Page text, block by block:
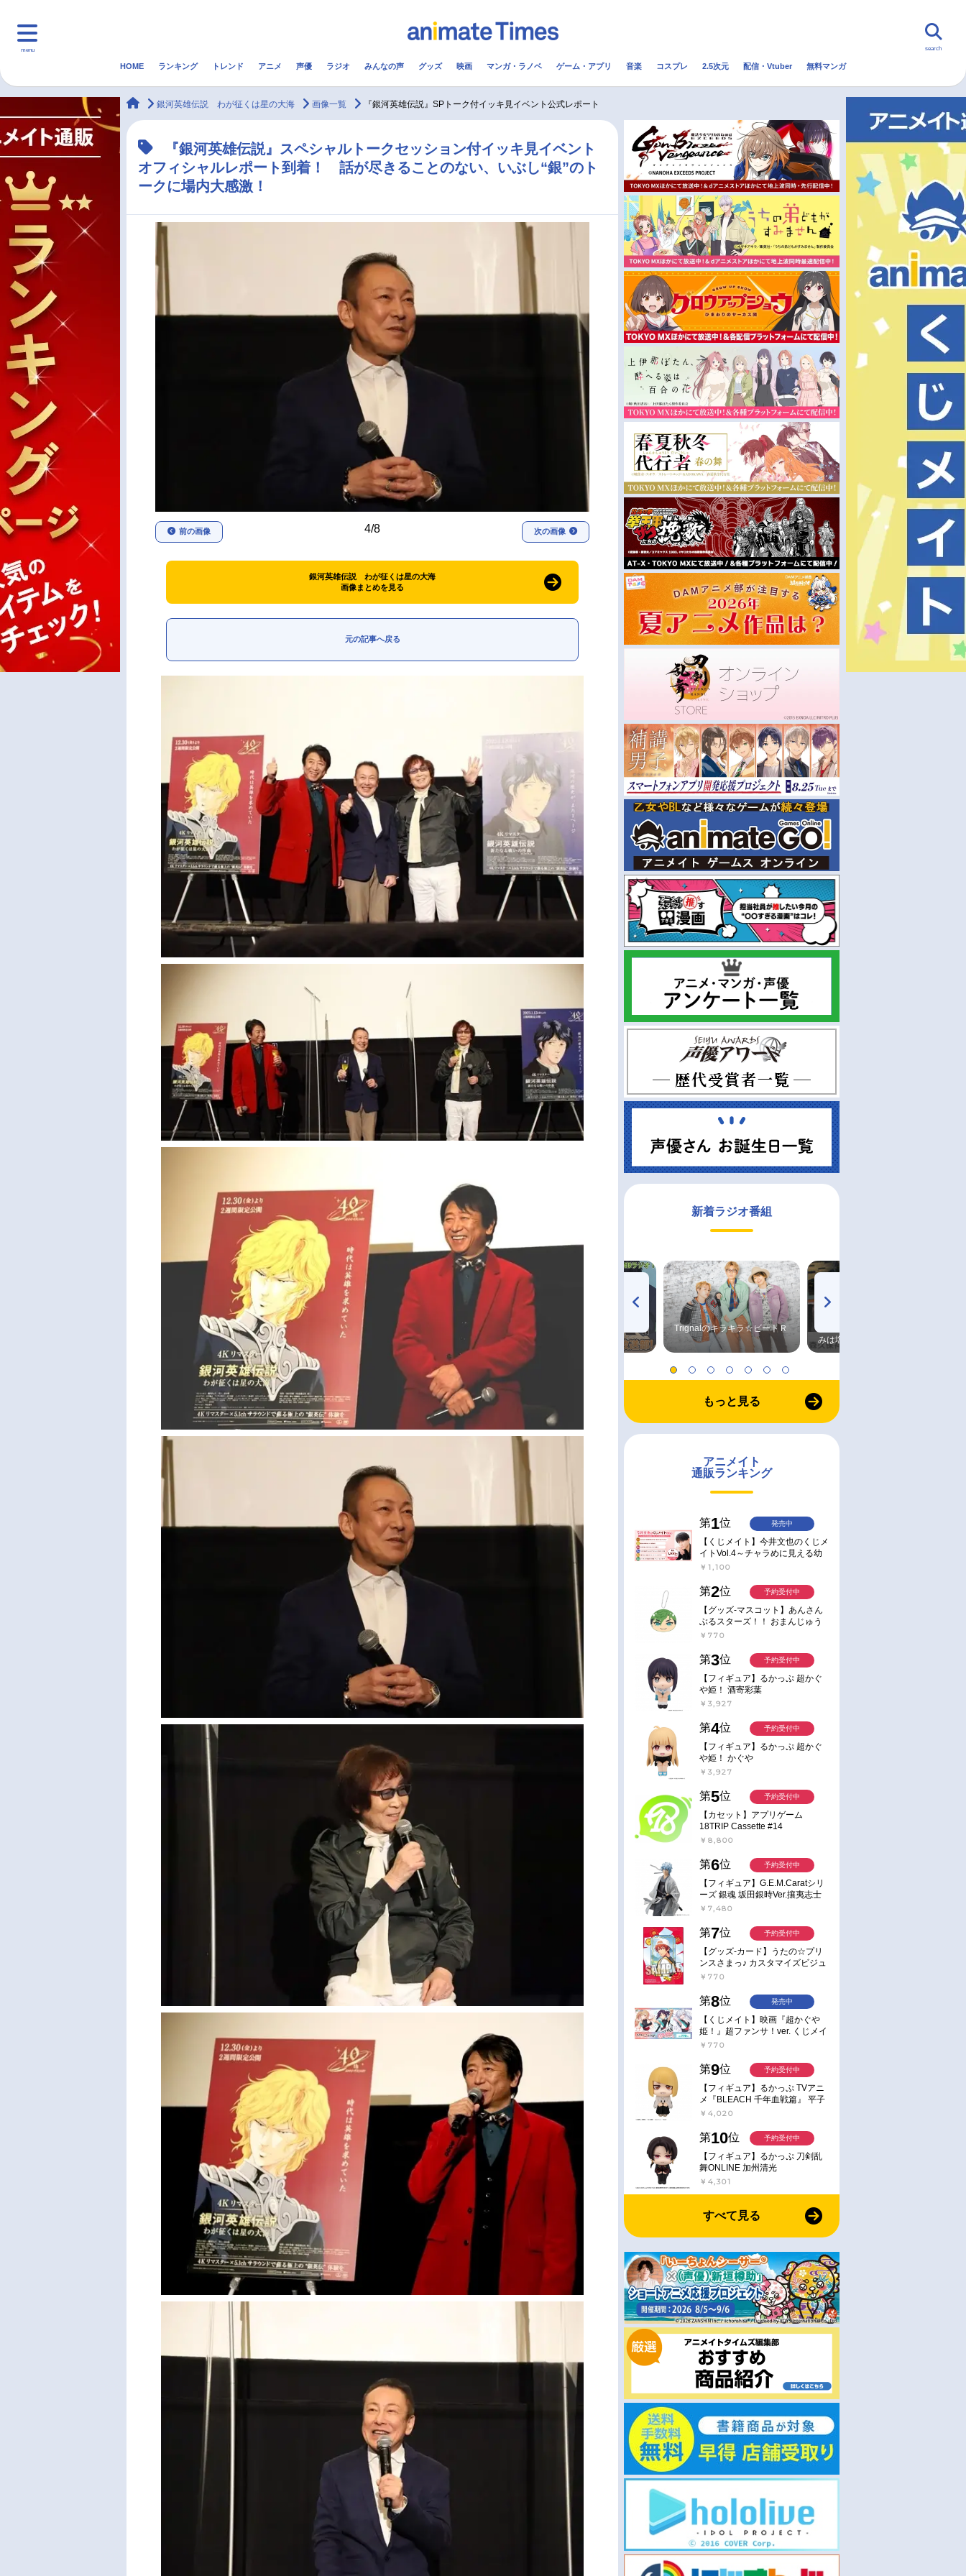
menu
マンガ・ラノベ ゲーム・アプリ 音楽 コスプレ 2.5次元 配信・Vtuber トレンド 無料マンガ
最新記事一覧 今期アニメ曜日別一覧 秋アニメ
冬アニメ
search
HOME ランキング トレンド アニメ 声優 ラジオ みんなの声 グッズ 映画 マンガ・ラノベ ゲーム・アプリ 音楽 コスプレ 2.5次元 配信・Vtuber 無料マンガ
animateTimes
銀河英雄伝説 わが征くは星の大海 画像一覧 『銀河英雄伝説』SPトーク付イッキ見イベント公式レポート
『銀河英雄伝説』スペシャルトークセッション付イッキ見イベント
オフィシャルレポート到着！ 話が尽きることのない、いぶし“銀”のト
ークに場内大感激！
4/8
前の画像 次の画像
銀河英雄伝説 わが征くは星の大海
画像まとめを見る
元の記事へ戻る
新着ラジオ番組
TVアニメ『戦隊大失格』
radio 大直会 2nd season
ハイキュー!! 烏野高校放送部! Trignalのキラキラ☆ビートＲ
みは塩だけ
もっと見る
アニメイト
通販ランキング
第1位
【くじメイト】今井文也のくじメ
イトVol.4～チャラめに見える幼
馴染、実は一途で独占欲が強いん
￥1,100
発売中
第2位
【グッズ-マスコット】あんさん
ぶるスターズ！！ おまんじゅう
にぎにぎマスコット ねくすと2
￥770
予約受付中
第3位
【フィギュア】るかっぷ 超かぐ
や姫！ 酒寄彩葉
￥3,927
予約受付中
第4位
【フィギュア】るかっぷ 超かぐ
や姫！ かぐや
￥3,927
予約受付中
第5位
【カセット】アプリゲーム
18TRIP Cassette #14
￥8,800
予約受付中
第6位
【フィギュア】G.E.M.Caratシリ
ーズ 銀魂 坂田銀時Ver.攘夷志士
完成品フィギュア
￥7,480
予約受付中
第7位
【グッズ-カード】うたの☆プリ
ンスさまっ♪ カスタマイズビジュ
アルカードコレクション Best
￥770
予約受付中
第8位
【くじメイト】映画『超かぐや
姫！』超ファンサ！ver. くじメイ
ト
￥770
発売中
第9位
【フィギュア】るかっぷ TVアニ
メ『BLEACH 千年血戦篇』 平子
真子
￥4,020
予約受付中
第10位
【フィギュア】るかっぷ 刀剣乱
舞ONLINE 加州清光
￥4,301
予約受付中
すべて見る